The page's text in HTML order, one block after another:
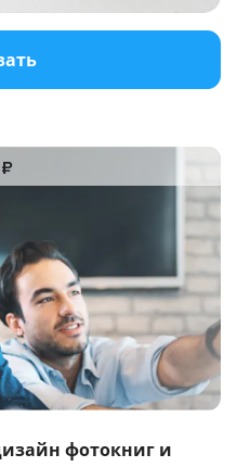
₽
фотокниг и